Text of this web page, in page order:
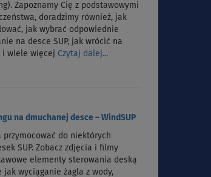
Zapoznamy Cię z podstawowymi
doradzimy również, jak
jak wybrać odpowiednie
na desce SUP, jak wrócić na
i wiele więcej Czytaj dalej...
na dmuchanej desce – WindSUP
przymocować do niektórych
SUP. Zobacz zdjęcia i filmy
elementy sterowania deską
jak wyciąganie żagla z wody,